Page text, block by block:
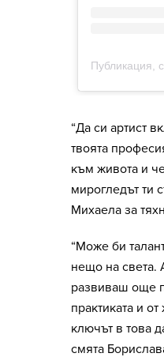
“Да си артист
твоята
към живота и
мирогледът ти
Михаела за
“Може би
нещо на света.
развиваш още
практиката и
ключът в това
смята